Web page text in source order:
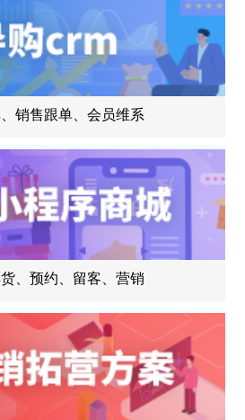
销售跟单、会员维系
、预约、留客、营销